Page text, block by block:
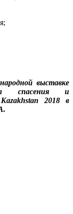
выставке
спасения и
2018 в